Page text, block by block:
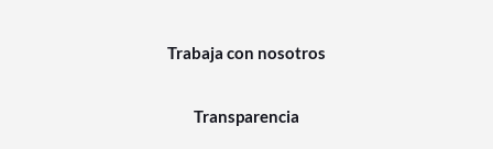
Trabaja con nosotros
Transparencia